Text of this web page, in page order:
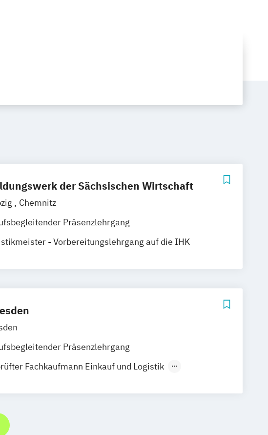
der Sächsischen Wirtschaft
Chemnitz
Präsenzlehrgang
- Vorbereitungslehrgang auf die IHK
Präsenzlehrgang
Fachkaufmann Einkauf und Logistik
Fachwirt für Logistiksysteme